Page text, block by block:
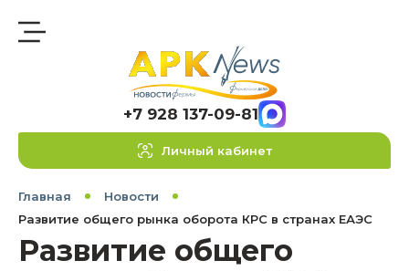
+7 928 137-09-81
Личный кабинет
Главная
Новости
Развитие общего рынка оборота КРС в странах ЕАЭС
Развитие общего